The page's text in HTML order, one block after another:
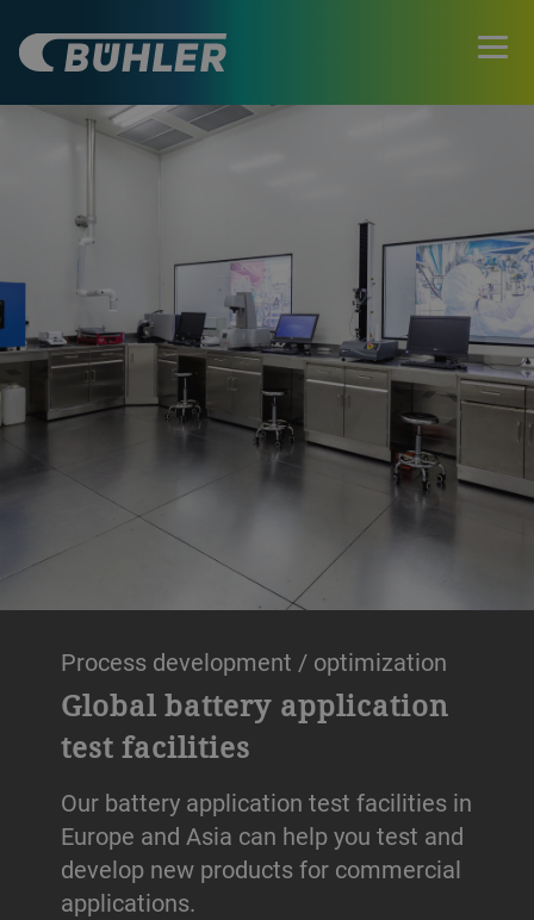
Process development / optimization
Global battery application
test facilities
Our battery application test facilities in
Europe and Asia can help you test and
develop new products for commercial
applications.